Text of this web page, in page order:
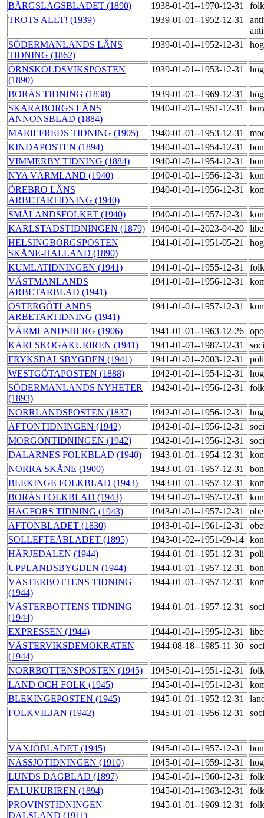
BÄRGSLAGSBLADET (1890)
1938-01-01--1970-12-31
TROTS ALLT! (1939)
1939-01-01--1952-12-31
SÖDERMANLANDS LÄNS
TIDNING (1862)
1939-01-01--1952-12-31
ÖRNSKÖLDSVIKSPOSTEN
(1890)
1939-01-01--1953-12-31
BORÅS TIDNING (1838) 1939-01-01--1969-12-31
SKARABORGS LÄNS
ANNONSBLAD (1884)
1940-01-01--1951-12-31
MARIEFREDS TIDNING (1905) 1940-01-01--1953-12-31
KINDAPOSTEN (1894)
1940-01-01--1954-12-31
VIMMERBY TIDNING (1884)
1940-01-01--1954-12-31
NYA VÄRMLAND (1940)
1940-01-01--1956-12-31
ÖREBRO LÄNS
ARBETARTIDNING (1940)
1940-01-01--1956-12-31
SMÅLANDSFOLKET (1940) 1940-01-01--1957-12-31
KARLSTADSTIDNINGEN (1879)
1940-01-01--2023-04-20
HELSINGBORGSPOSTEN
SKÅNE-HALLAND (1890)
1941-01-01--1951-05-21
KUMLATIDNINGEN (1941) 1941-01-01--1955-12-31
VÄSTMANLANDS
ARBETARBLAD (1941)
1941-01-01--1956-12-31
ÖSTERGÖTLANDS
ARBETARTIDNING (1941)
1941-01-01--1957-12-31
VÄRMLANDSBERG (1906) 1941-01-01--1963-12-26
KARLSKOGAKURIREN (1941)
1941-01-01--1987-12-31
FRYKSDALSBYGDEN (1941)
1941-01-01--2003-12-31
WESTGÖTAPOSTEN (1888)
1942-01-01--1954-12-31
SÖDERMANLANDS NYHETER
(1893)
1942-01-01--1956-12-31
NORRLANDSPOSTEN (1837) 1942-01-01--1956-12-31
AFTONTIDNINGEN (1942)
1942-01-01--1956-12-31
MORGONTIDNINGEN (1942)
1942-01-01--1956-12-31
DALARNES FOLKBLAD (1940)
1943-01-01--1954-12-31
NORRA SKÅNE (1900)
1943-01-01--1957-12-31
BLEKINGE FOLKBLAD (1943)
1943-01-01--1957-12-31
BORÅS FOLKBLAD (1943)
1943-01-01--1957-12-31
HAGFORS TIDNING (1943)
1943-01-01--1957-12-31
AFTONBLADET (1830)
1943-01-01--1961-12-31
SOLLEFTEÅBLADET (1895)
1943-01-02--1951-09-14
HÄRJEDALEN (1944)
1944-01-01--1951-12-31
UPPLANDSBYGDEN (1944)
1944-01-01--1957-12-31
VÄSTERBOTTENS TIDNING
(1944)
1944-01-01--1957-12-31
VÄSTERBOTTENS TIDNING
(1944)
1944-01-01--1957-12-31
EXPRESSEN (1944) 1944-01-01--1995-12-31
VÄSTERVIKSDEMOKRATEN
(1944)
1944-08-18--1985-11-30
NORRBOTTENSPOSTEN (1945) 1945-01-01--1951-12-31
LAND OCH FOLK (1945)
1945-01-01--1951-12-31
BLEKINGEPOSTEN (1945)
1945-01-01--1952-12-31
FOLKVILJAN (1942)
1945-01-01--1956-12-31
VÄXJÖBLADET (1945) 1945-01-01--1957-12-31
NÄSSJÖTIDNINGEN (1910)
1945-01-01--1959-12-31
LUNDS DAGBLAD (1897)
1945-01-01--1960-12-31
FALUKURIREN (1894)
1945-01-01--1963-12-31
PROVINSTIDNINGEN
DALSLAND (1911)
1945-01-01--1969-12-31